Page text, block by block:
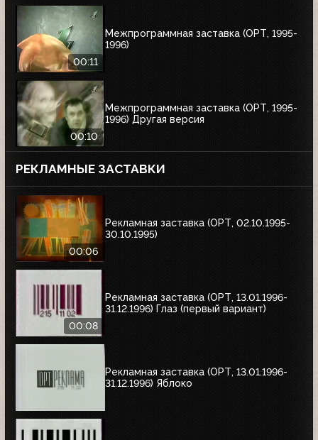
00:11
Межпрограммная заставка (ОРТ, 1995-
1996)
00:10
Межпрограммная заставка (ОРТ, 1995-
1996) Другая версия
РЕКЛАМНЫЕ ЗАСТАВКИ
00:06
Рекламная заставка (ОРТ, 02.10.1995-
30.10.1995)
00:08
Рекламная заставка (ОРТ, 13.01.1996-
31.12.1996) Глаз (первый вариант)
Рекламная заставка (ОРТ, 13.01.1996-
31.12.1996) Яблоко